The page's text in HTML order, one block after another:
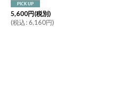
5,600円(税別)
(税込:6,160円)